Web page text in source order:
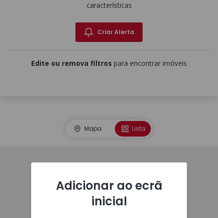
características
Criar Alerta
Edite ou remova filtros para encontrar imóveis
Mapa Lista
Adicionar ao ecrã
inicial